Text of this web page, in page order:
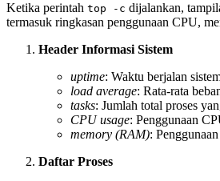
Ketika perintah top -c dijalankan,
termasuk ringkasan penggunaan CPU,
Header Informasi Sistem
uptime: Waktu berjalan
load average: Rata-rata
tasks: Jumlah total proses
CPU usage: Penggunaan
memory (RAM):
Daftar Proses